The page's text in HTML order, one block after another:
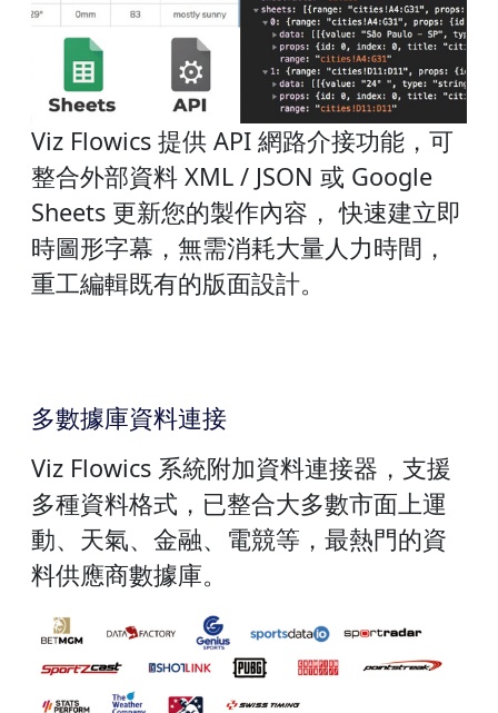
Viz Flowics 提供 API 網路介接功能，可
整合外部資料 XML / JSON 或 Google
Sheets 更新您的製作內容， 快速建立即
時圖形字幕，無需消耗大量人力時間，
重工編輯既有的版面設計。
多數據庫資料連接
Viz Flowics 系統附加資料連接器，支援
多種資料格式，已整合大多數市面上運
動、天氣、金融、電競等，最熱門的資
料供應商數據庫。